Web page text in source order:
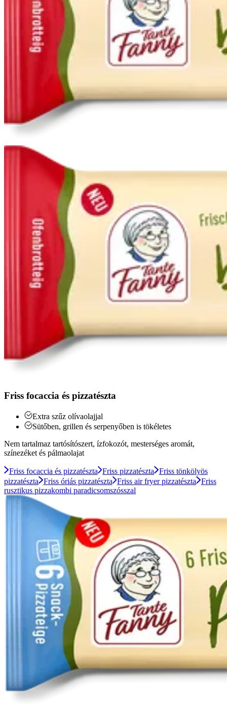
Friss focaccia és pizzatészta
Extra szűz olívaolajjal
Sütőben, grillen és serpenyőben is tökéletes
Nem tartalmaz tartósítószert, ízfokozót, mesterséges aromát,
színezéket és pálmaolajat
Friss focaccia és pizzatészta Friss pizzatészta Friss tönkölyös
pizzatészta
Friss óriás pizzatészta Friss air fryer pizzatészta Friss
rusztikus pizzakombi paradicsomszósszal